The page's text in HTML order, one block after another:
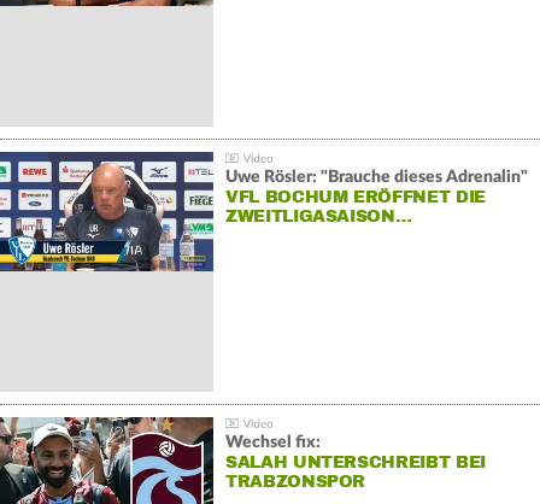
Uwe Rösler: "Brauche dieses Adrenalin"
VFL BOCHUM ERÖFFNET DIE
ZWEITLIGASAISON…
Wechsel fix:
SALAH UNTERSCHREIBT BEI
TRABZONSPOR